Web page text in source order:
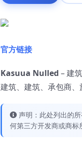
官方链接
Kasuua Nulled – 建
建筑、建筑、承包商、
声明：此处列出的
何第三方开发商或商标